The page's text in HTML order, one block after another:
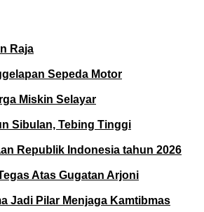
Raja
Sepeda Motor
Miskin Selayar
Sibulan, Tebing Tinggi
Republik Indonesia tahun 2026
Atas Gugatan Arjoni
Jadi Pilar Menjaga Kamtibmas